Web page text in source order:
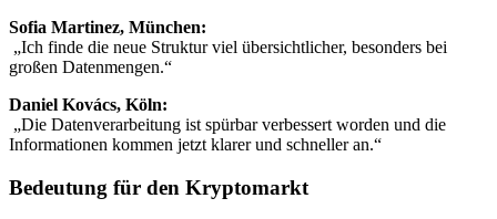
Sofia Martinez, München:
„Ich finde die neue Struktur viel übersichtlicher, besonders bei
großen Datenmengen.“
Daniel Kovács, Köln:
„Die Datenverarbeitung ist spürbar verbessert worden und die
Informationen kommen jetzt klarer und schneller an.“
Bedeutung für den Kryptomarkt